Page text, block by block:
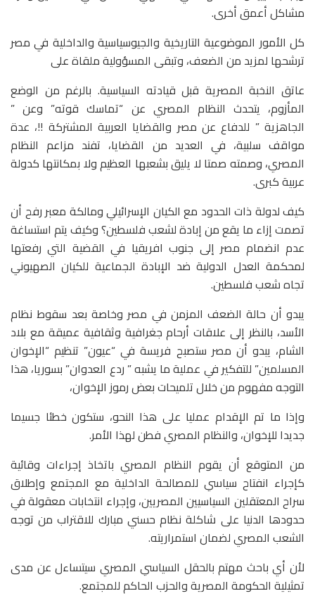
مشاكل أعمق أخرى.
كل الأمور الموضوعية التاريخية والجيوسياسية والداخلية في مصر
ترشحها لمزيد من الضعف، وتبقى المسؤولية ملقاة على
عاتق النخبة المصرية قبل قيادته السياسية. بالرغم من الوضع
المأزوم، يتحدث النظام المصري عن “تماسك قوته” وعن ”
الجاهزية ” للدفاع عن مصر والقضايا العربية المشتركة !!، عدة
مواقف سلبية، في العديد من القضايا، تفند مزاعم النظام
المصري، وصمته صمتا لا يليق بشعبها العظيم ولا بمكانتها كدولة
عربية كبرى.
كيف لدولة ذات الحدود مع الكيان الإسرائيلي ومالكة معبر رفح أن
تصمت إزاء ما يقع من إبادة لشعب فلسطين؟ وكيف يتم استساغة
عدم انضمام مصر إلى جنوب افريقيا في القضية التي رفعتها
لمحكمة العدل الدولية ضد الإبادة الجماعية للكيان الصهيوني
تجاه شعب فلسطين.
يبدو أن حالة الضعف المزمن في مصر وخاصة بعد سقوط نظام
الأسد، بالنظر إلى علاقات أرحام جغرافية وثقافية عميقة مع بلاد
الشام، يبدو أن مصر ستصبح فريسة في “عيون” تنظيم “الإخوان
المسلمين” للتفكير في عملية ما يشبه ” ردع العدوان” بسوريا، هذا
التوجه مفهوم من خلال تلميحات بعض رموز الإخوان،
وإذا ما تم الإقدام عمليا على هذا النحو، ستكون خطئا جسيما
جديدا للإخوان، والنظام المصري فطن لهذا الأمر.
من المتوقع أن يقوم النظام المصري باتخاذ إجراءات وقائية
كإجراء انفتاح سياسي للمصالحة الداخلية مع المجتمع وإطلاق
سراح المعتقلين السياسيين المصريين، وإجراء انتخابات معقولة في
حدودها الدنيا على شاكلة نظام حسني مبارك للاقتراب من توجه
الشعب المصري لضمان استمراريته.
لأن أي باحث مهتم بالحقل السياسي المصري سيتساءل عن مدى
تمثيلية الحكومة المصرية والحزب الحاكم للمجتمع.